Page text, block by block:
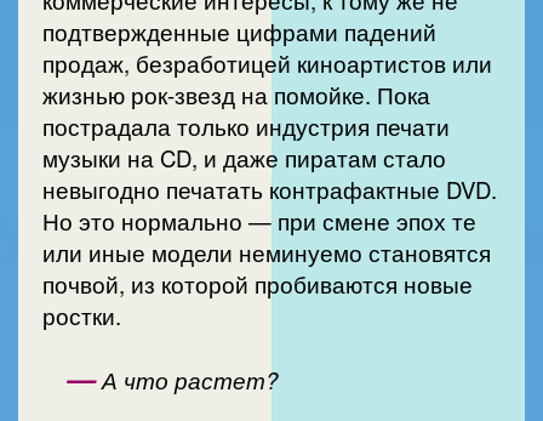
подтвержденные цифрами падений
продаж, безработицей киноартистов или
жизнью рок-звезд на помойке. Пока
пострадала только индустрия печати
музыки на CD, и даже пиратам стало
невыгодно печатать контрафактные DVD.
Но это нормально — при смене эпох те
или иные модели неминуемо становятся
почвой, из которой пробиваются новые
ростки.
—А что растет?